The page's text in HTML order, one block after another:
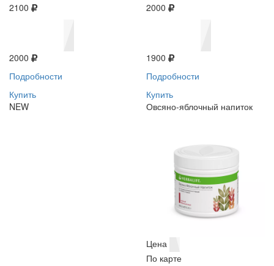
2100
2000
Подробности
Купить
NEW
2000
1900
Подробности
Купить
Овсяно-яблочный напиток
Цена
По карте